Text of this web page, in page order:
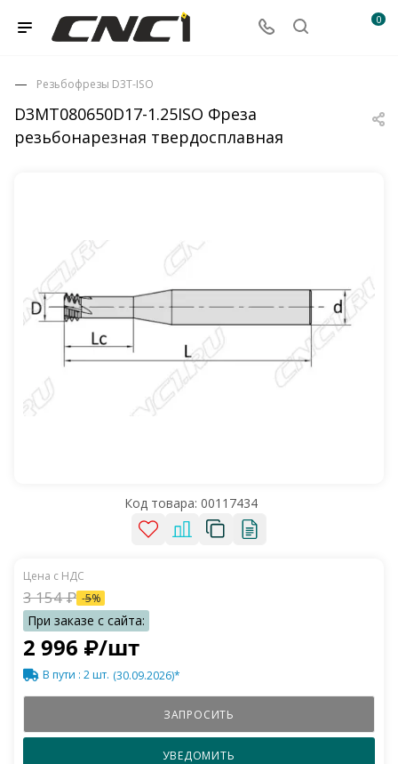
0
D3MT080650D17-1.25ISO Фреза
резьбонарезная твердосплавная
Резьбофрезы D3T-ISO
Код товара: 00117434
2 996 ₽/шт
3 154₽ -5%
В пути : 2 шт. (30.09.2026)*
ЗАПРОСИТЬ
УВЕДОМИТЬ